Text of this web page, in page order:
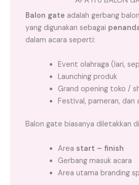
Balon gate adalah gerbang
yang digunakan sebagai
dalam acara seperti:
Event olahraga (lari,
Launching produk
Grand opening toko /
Festival, pameran, dan
Balon gate biasanya diletakkan
Area start – finish
Gerbang masuk acara
Area utama branding